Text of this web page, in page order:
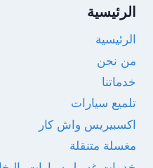
الرئيسية
الرئيسية
من نحن
خدماتنا
تلميع سيارات
اكسبيريس واش كار
مغسلة متنقلة